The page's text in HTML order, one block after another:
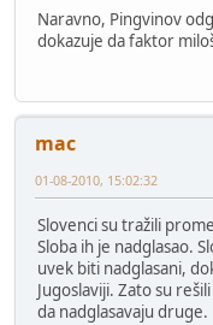
Naravno, Pingvinov
dokazuje da faktor
mac
01-08-2010, 15:02:32
Slovenci su tražili
Sloba ih je nadglasao.
uvek biti nadglasani,
Jugoslaviji. Zato su
da nadglasavaju druge.